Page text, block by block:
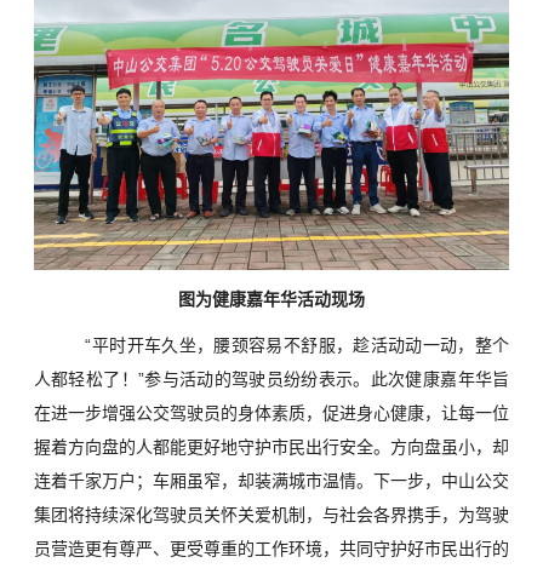
图为健康嘉年华活动现场
“平时开车久坐，腰颈容易不舒服，趁活动动一动，整个
人都轻松了！”参与活动的驾驶员纷纷表示。此次健康嘉年华旨
在进一步增强公交驾驶员的身体素质，促进身心健康，让每一位
握着方向盘的人都能更好地守护市民出行安全。方向盘虽小，却
连着千家万户；车厢虽窄，却装满城市温情。下一步，中山公交
集团将持续深化驾驶员关怀关爱机制，与社会各界携手，为驾驶
员营造更有尊严、更受尊重的工作环境，共同守护好市民出行的